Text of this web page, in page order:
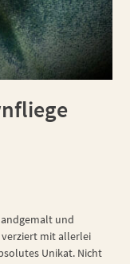
und
mit allerlei
Unikat. Nicht